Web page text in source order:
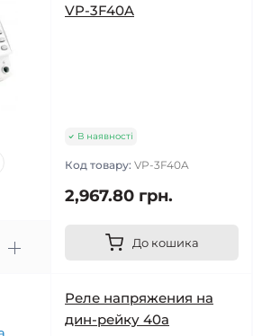
VP-3F40A
В наявності
Код товару: VP-3F40A
2,967.80 грн.
До кошика
Реле напряжения на
дин-рейку 40а